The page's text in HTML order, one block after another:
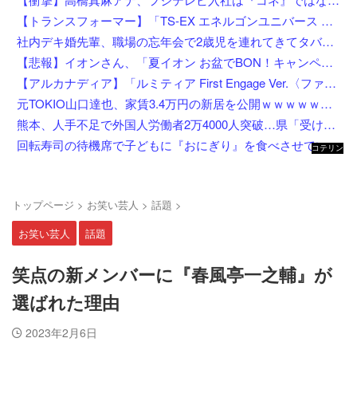
【トランスフォーマー】「TS-EX エネルゴンユニバース オプティマスプライム」【T-SPARK ZONE 流通限定で予約開始】
社内デキ婚先輩、職場の忘年会で2歳児を連れてきてタバコスパスパ酒ゴクゴクで親の自覚ゼロｗｗ挙句の果てに突き飛ばして頭を打たせ「久々の外食でゆっくりしたいんだよ！」にドン引き
【悲報】イオンさん、「夏イオン お盆でBON！キャンペーン」からBON！を削除 理由不明
【アルカナディア】「ルミティア First Engage Ver.〈ファーストエンゲージVer.〉」プラモデル【5日予約開始】
元TOKIO山口達也、家賃3.4万円の新居を公開ｗｗｗｗｗｗｗｗ
熊本、人手不足で外国人労働者2万4000人突破…県「受け入れ拡大」へ
回転寿司の待機席で子どもに『おにぎり』を食べさせている親を目撃したんだが……え？！何しにきたん？
コテリン
トップページ > お笑い芸人 > 話題 >
お笑い芸人
話題
笑点の新メンバーに『春風亭一之輔』が
選ばれた理由
2023年2月6日